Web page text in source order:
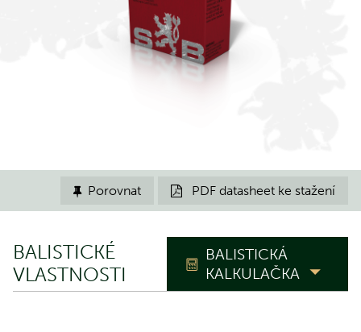
 PDF datasheet ke stažení
 Porovnat
BALISTICKÉ
VLASTNOSTI
BALISTICKÁ
KALKULAČKA